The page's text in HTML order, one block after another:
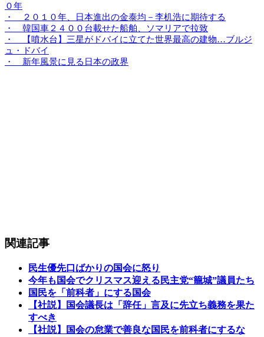
０年
・ ２０１０年、日本進出の金泰均－李机浩に期待する
・ 韓国車２４００台載せた船舶、ソマリアで拉致
・ 【噴水台】三星がドバイに立てた世界最高の建物…ブルジ
ュ・ドバイ
・ 新年風景に見る日本の政界
関連記事
民生優先口ばかりの国会に怒り
今年も国会でクリスマス迎える民主党“籠城”議員たち
国民を「前科者」にする国会
【社説】国会議長は「辞任」言及に先立ち義務を果た
すべき
【社説】国会の怠業で善良な国民を前科者にするな